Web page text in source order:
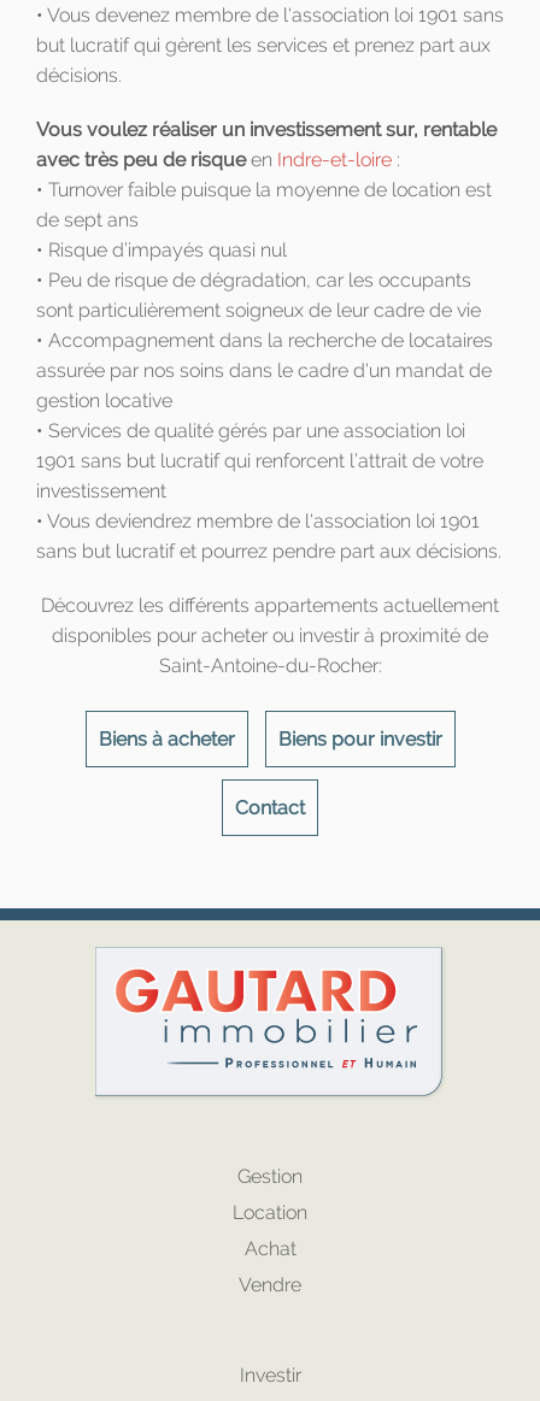
• Vous devenez membre de l'association loi 1901 sans
but lucratif qui gèrent les services et prenez part aux
décisions.
Vous voulez réaliser un investissement sur, rentable
avec très peu de risqueen Indre-et-loire :
• Turnover faible puisque la moyenne de location est
de sept ans
• Risque d’impayés quasi nul
• Peu de risque de dégradation, car les occupants
sont particulièrement soigneux de leur cadre de vie
• Accompagnement dans la recherche de locataires
assurée par nos soins dans le cadre d'un mandat de
gestion locative
• Services de qualité gérés par une association loi
1901 sans but lucratif qui renforcent l’attrait de votre
investissement
• Vous deviendrez membre de l'association loi 1901
sans but lucratif et pourrez pendre part aux décisions.
Découvrez les différents appartements actuellement
disponibles pour acheter ou investir à proximité de
Saint-Antoine-du-Rocher:
Biens à acheter Biens pour investir
Contact
Gestion
Location
Achat
Vendre
Investir